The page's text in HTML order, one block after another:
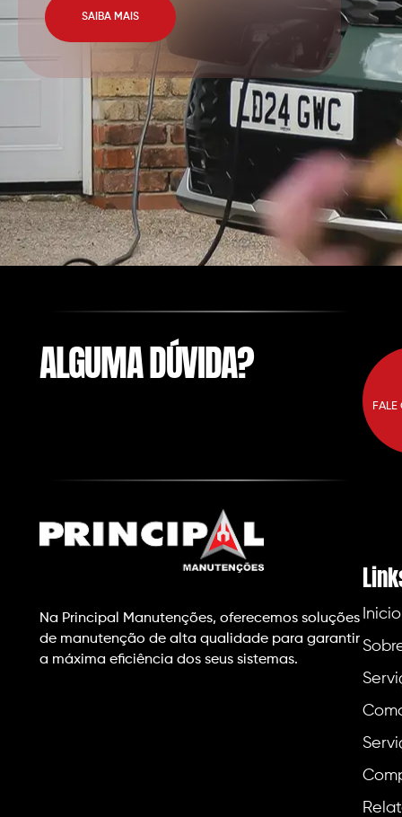
SAIBA MAIS
ALGUMA DÚVIDA?
Na Principal Manutenções, oferecemos soluções
de manutenção de alta qualidade para garantir
a máxima eficiência dos seus sistemas.
Inicio